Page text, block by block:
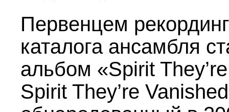
Первенцем
каталога ансамбля
альбом «Spirit
Spirit They’re